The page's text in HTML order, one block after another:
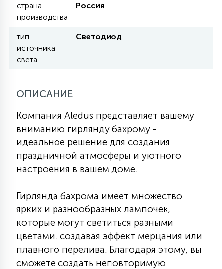
КОСМЕТОЛОГИЧЕСКИЕ
КРЕСЛА
ОПЕРАЦИОННЫЕ СТОЛЫ
ДИНАМИЧЕСКИЙ СВЕТ
СЦЕНИЧЕСКОЕ И СТУДИЙНОЕ
ЛАЗЕРНЫЕ СИСТЕМЫ
УПРАВЛЕНИЕ СВЕТОМ
страна
производства
Россия
тип
источника
света
Светодиод
ОПИСАНИЕ
Компания Aledus представляет вашему
вниманию гирлянду бахрому -
идеальное решение для создания
праздничной атмосферы и уютного
настроения в вашем доме.
Гирлянда бахрома имеет множество
ярких и разнообразных лампочек,
которые могут светиться разными
цветами, создавая эффект мерцания или
плавного перелива. Благодаря этому, вы
сможете создать неповторимую